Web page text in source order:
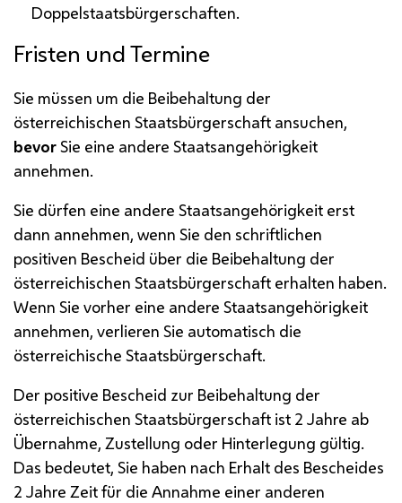
Doppelstaatsbürgerschaften.
Fristen und Termine
Sie müssen um die Beibehaltung der
österreichischen Staatsbürgerschaft ansuchen,
bevorSie eine andere Staatsangehörigkeit
annehmen.
Sie dürfen eine andere Staatsangehörigkeit erst
dann annehmen, wenn Sie den schriftlichen
positiven Bescheid über die Beibehaltung der
österreichischen Staatsbürgerschaft erhalten haben.
Wenn Sie vorher eine andere Staatsangehörigkeit
annehmen, verlieren Sie automatisch die
österreichische Staatsbürgerschaft.
Der positive Bescheid zur Beibehaltung der
österreichischen Staatsbürgerschaft ist 2 Jahre ab
Übernahme, Zustellung oder Hinterlegung gültig.
Das bedeutet, Sie haben nach Erhalt des Bescheides
2 Jahre Zeit für die Annahme einer anderen